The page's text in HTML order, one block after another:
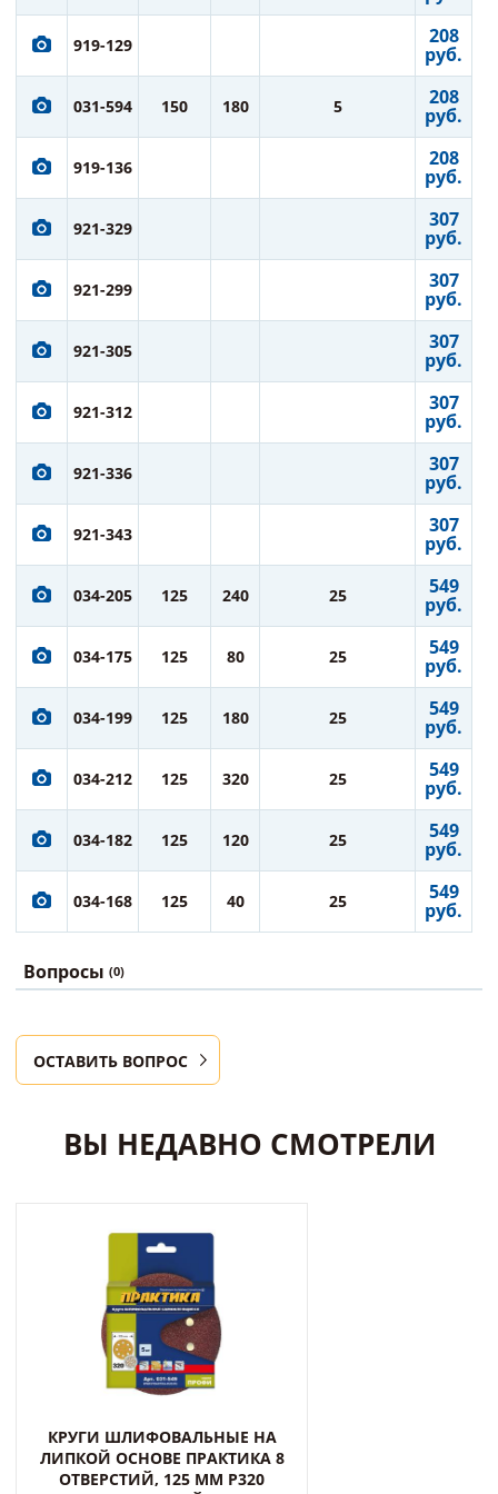
919-129 208
руб.
031-594 150 180 5 208
руб.
919-136 208
руб.
921-329 307
руб.
921-299 307
руб.
921-305 307
руб.
921-312 307
руб.
921-336 307
руб.
921-343 307
руб.
034-205 125 240 25 549
руб.
034-175 125 80 25 549
руб.
034-199 125 180 25 549
руб.
034-212 125 320 25 549
руб.
034-182 125 120 25 549
руб.
034-168 125 40 25 549
руб.
Вопросы (0)
ОСТАВИТЬ ВОПРОС
ВЫ НЕДАВНО СМОТРЕЛИ
КРУГИ ШЛИФОВАЛЬНЫЕ НА
ЛИПКОЙ ОСНОВЕ ПРАКТИКА 8
ОТВЕРСТИЙ, 125 ММ P320